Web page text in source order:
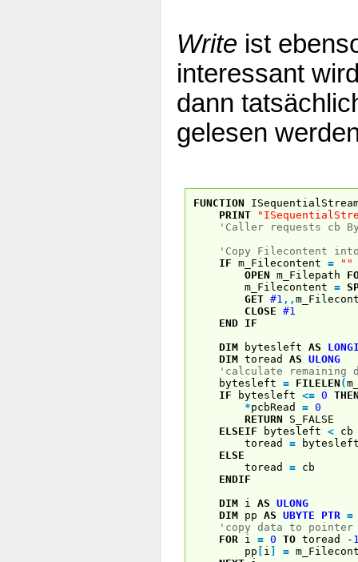
Write ist
interessant
dann
gelesen
FUNCTION
PRINT
'Caller requests cb
'Copy Filecontent
IF m_Filecontent =
""
OPEN m_Filepath
m_Filecontent =
GET #1 , ,
CLOSE #1
END IF
DIM bytesleft AS
DIM toread AS ULONG
'calculate remaining
bytesleft = FILELEN (
IF bytesleft <= 0
*pcbRead = 0
RETURN S_FALSE
ELSEIF bytesleft <
toread =
ELSE
toread =
ENDIF
DIM i AS ULONG
DIM pp AS UBYTE PTR =
'copy data to
FOR i = 0 TO toread -
pp
i =